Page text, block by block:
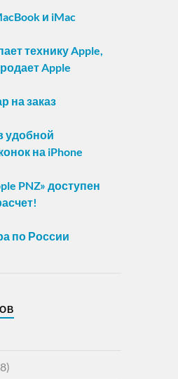
и iMac
технику Apple,
Apple
на заказ
удобной
на iPhone
PNZ» доступен
по России